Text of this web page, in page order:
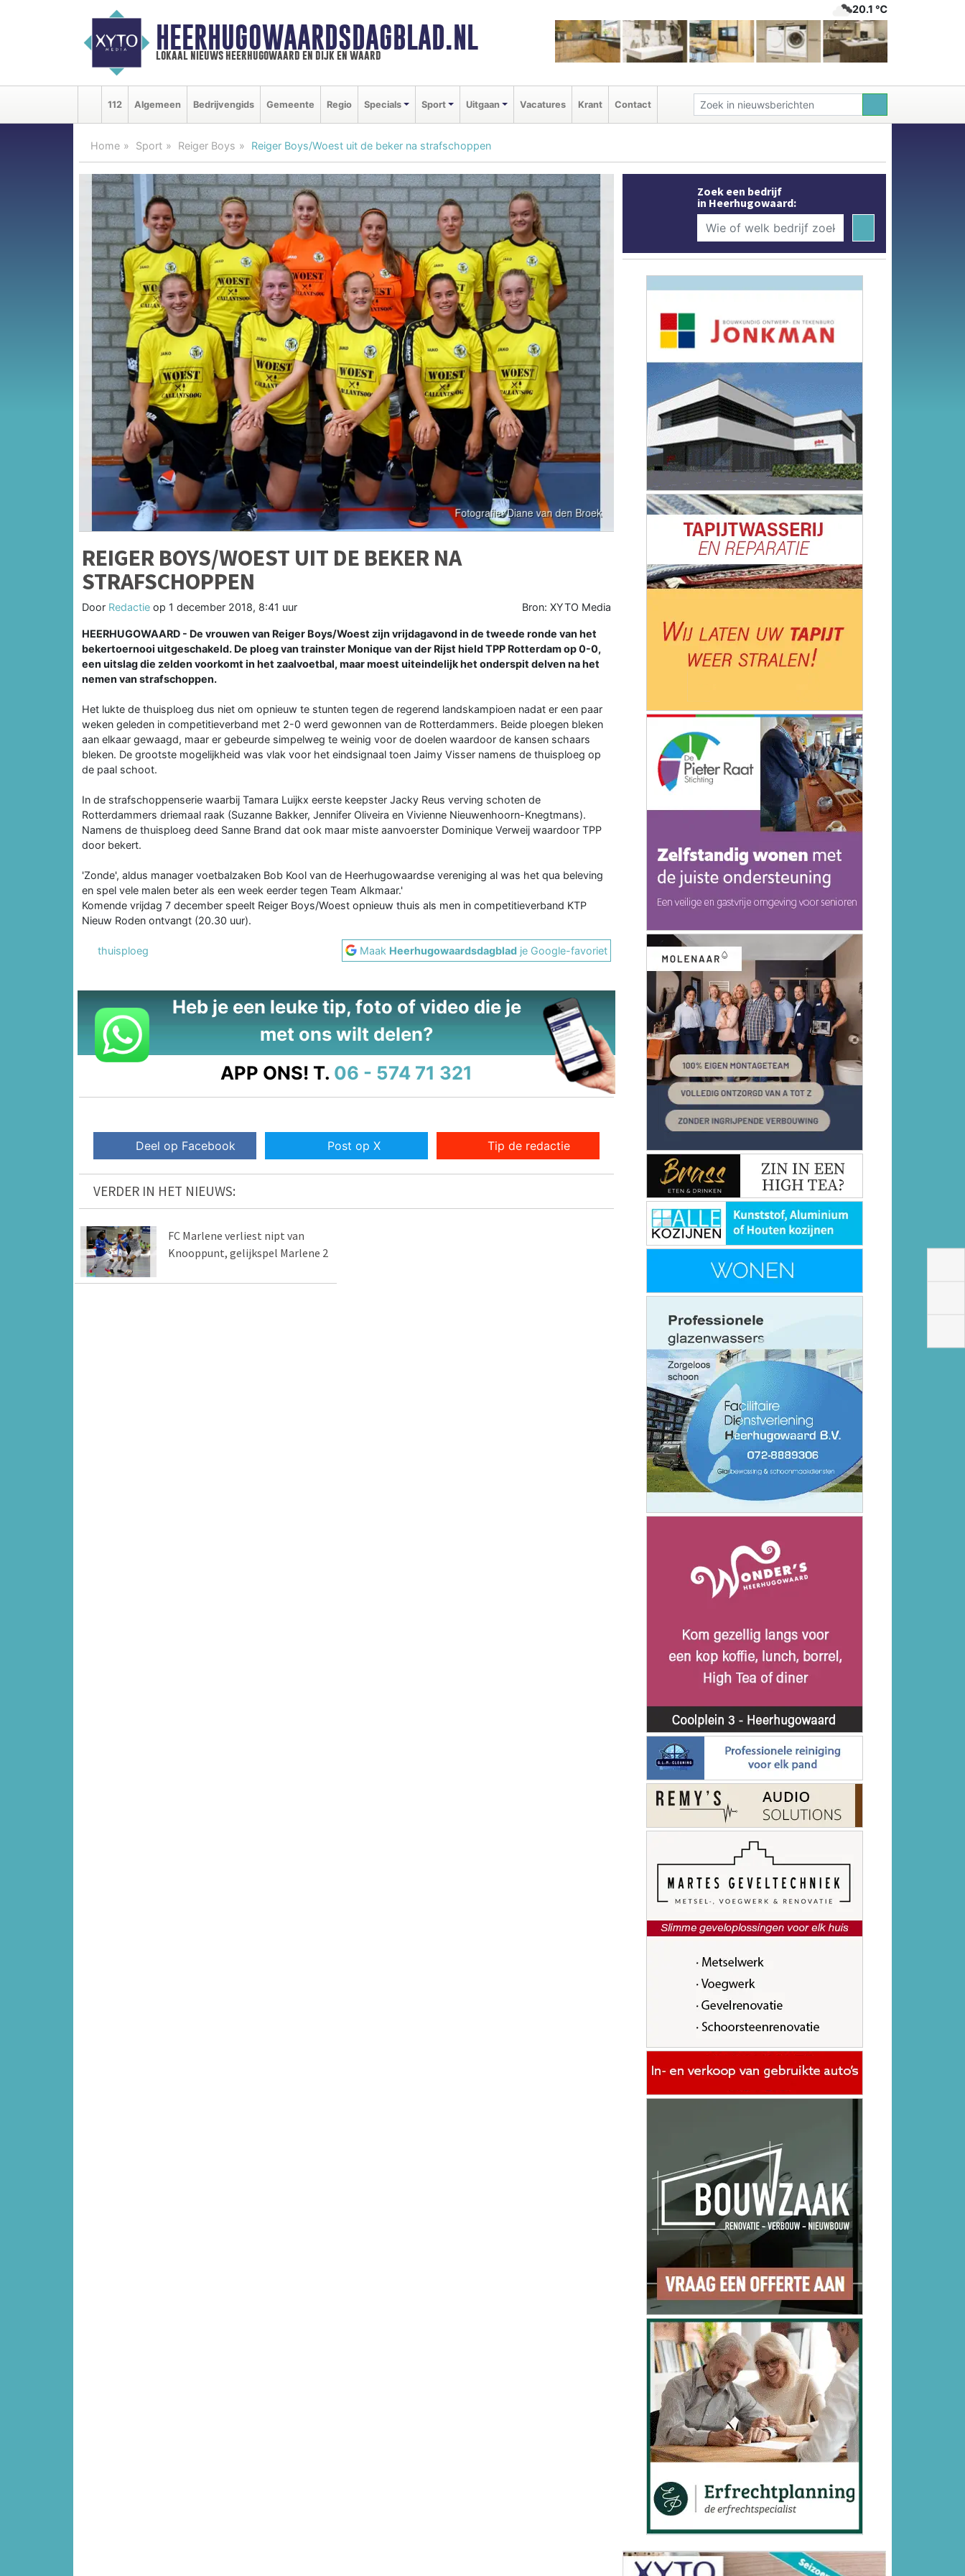
HEERHUGOWAARDSDAGBLAD.NL
lokaal nieuws heerhugowaard en dijk en waard
20.1 ℃
112 Algemeen Bedrijvengids Gemeente Regio Specials Sport Uitgaan Vacatures Krant Contact
Home Sport Reiger Boys Reiger Boys/Woest uit de beker na strafschoppen
REIGER BOYS/WOEST UIT DE BEKER NA
STRAFSCHOPPEN
Door Redactie op 1 december 2018, 8:41 uur Bron: XYTO Media
HEERHUGOWAARD - De vrouwen van Reiger Boys/Woest zijn vrijdagavond in de tweede ronde van het
bekertoernooi uitgeschakeld. De ploeg van trainster Monique van der Rijst hield TPP Rotterdam op 0-0,
een uitslag die zelden voorkomt in het zaalvoetbal, maar moest uiteindelijk het onderspit delven na het
nemen van strafschoppen.
Het lukte de thuisploeg dus niet om opnieuw te stunten tegen de regerend landskampioen nadat er een paar
weken geleden in competitieverband met 2-0 werd gewonnen van de Rotterdammers. Beide ploegen bleken
aan elkaar gewaagd, maar er gebeurde simpelweg te weinig voor de doelen waardoor de kansen schaars
bleken. De grootste mogelijkheid was vlak voor het eindsignaal toen Jaimy Visser namens de thuisploeg op
de paal schoot.
In de strafschoppenserie waarbij Tamara Luijkx eerste keepster Jacky Reus verving schoten de
Rotterdammers driemaal raak (Suzanne Bakker, Jennifer Oliveira en Vivienne Nieuwenhoorn-Knegtmans).
Namens de thuisploeg deed Sanne Brand dat ook maar miste aanvoerster Dominique Verweij waardoor TPP
door bekert.
'Zonde', aldus manager voetbalzaken Bob Kool van de Heerhugowaardse vereniging al was het qua beleving
en spel vele malen beter als een week eerder tegen Team Alkmaar.'
Komende vrijdag 7 december speelt Reiger Boys/Woest opnieuw thuis als men in competitieverband KTP
Nieuw Roden ontvangt (20.30 uur).
thuisploeg Maak Heerhugowaardsdagblad je Google-favoriet
Heb je een leuke tip, foto of video die je
met ons wilt delen?
APP ONS! T. 06 - 574 71 321
Deel op Facebook Post op X Tip de redactie
VERDER IN HET NIEUWS:
FC Marlene verliest nipt van
Knooppunt, gelijkspel Marlene 2
Zoek een bedrijf
in Heerhugowaard: